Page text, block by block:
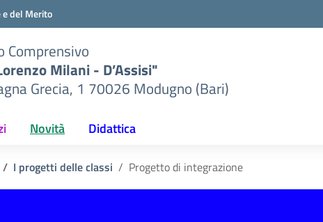
del Merito
Comprensivo
Milani - D’Assisi"
Grecia, 1 70026 Modugno (Bari)
Novità Didattica
I progetti delle classi Progetto di integrazione